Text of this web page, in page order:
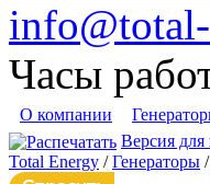
Часы
О компании
Версия для
Total Energy /Генераторы /